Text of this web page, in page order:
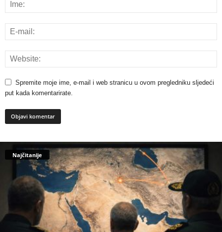
Spremite moje ime, e-mail i web stranicu u ovom pregledniku sljedeći
put kada komentarirate.
Najčitanije